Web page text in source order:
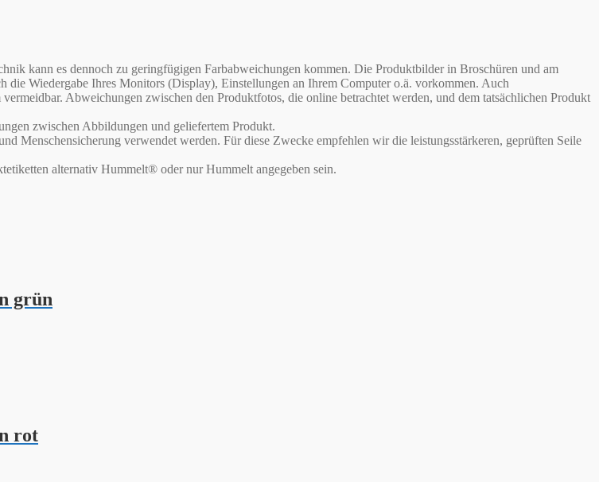
kann es dennoch zu geringfügigen Farbabweichungen kommen. Die Produktbilder in Broschüren und am
Wiedergabe Ihres Monitors (Display), Einstellungen an Ihrem Computer o.ä. vorkommen. Auch
Abweichungen zwischen den Produktfotos, die online betrachtet werden, und dem tatsächlichen Produkt
zwischen Abbildungen und geliefertem Produkt.
Menschensicherung verwendet werden. Für diese Zwecke empfehlen wir die leistungsstärkeren, geprüften Seile
alternativ Hummelt® oder nur Hummelt angegeben sein.
grün
rot